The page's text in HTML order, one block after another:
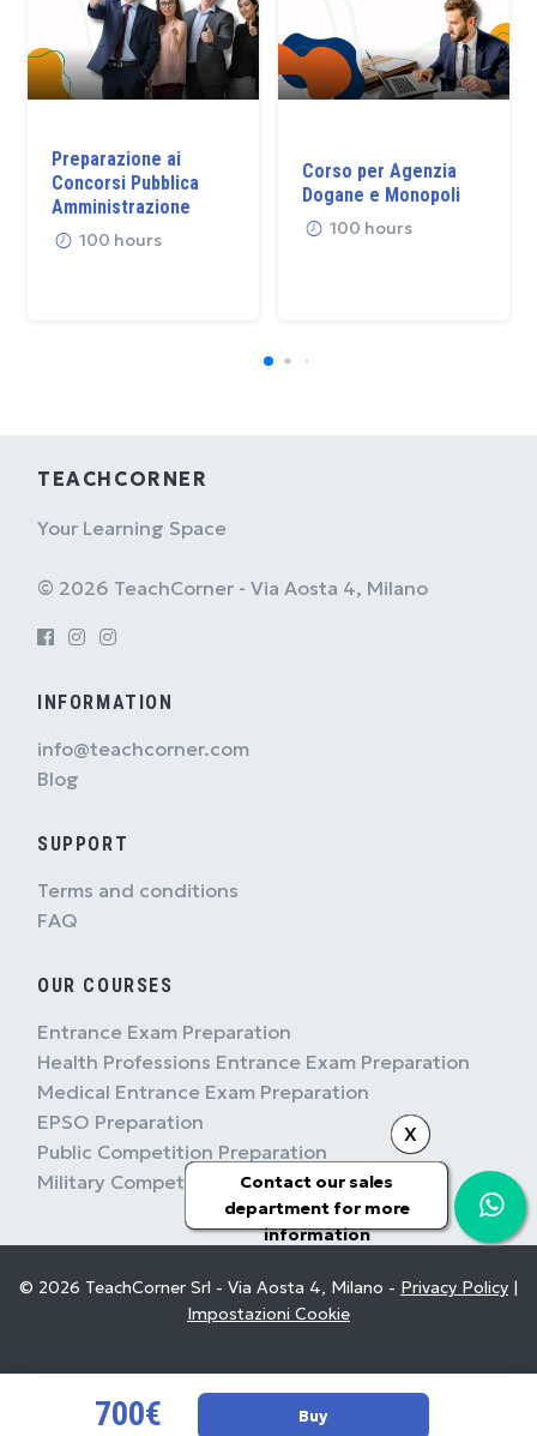
700€ Buy
Preparazione ai
Concorsi Pubblica
Amministrazione
100 hours
Corso per Agenzia
Dogane e Monopoli
100 hours
X
Contact our sales
department for more
information
TEACHCORNER
Your Learning Space
© 2026 TeachCorner - Via Aosta 4, Milano
INFORMATION
info@teachcorner.com
Blog
SUPPORT
Terms and conditions
FAQ
OUR COURSES
Entrance Exam Preparation
Health Professions Entrance Exam Preparation
Medical Entrance Exam Preparation
EPSO Preparation
Public Competition Preparation
Military Competition Preparation
© 2026 TeachCorner Srl - Via Aosta 4, Milano - Privacy Policy |
Impostazioni Cookie